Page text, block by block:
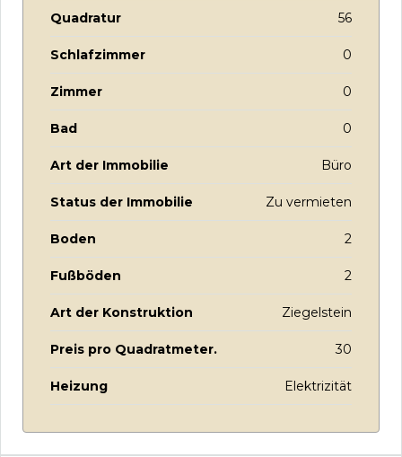
Quadratur 56
Schlafzimmer 0
Zimmer 0
Bad 0
Art der Immobilie Büro
Status der Immobilie Zu vermieten
Boden 2
Fußböden 2
Art der Konstruktion Ziegelstein
Preis pro Quadratmeter. 30
Heizung Elektrizität